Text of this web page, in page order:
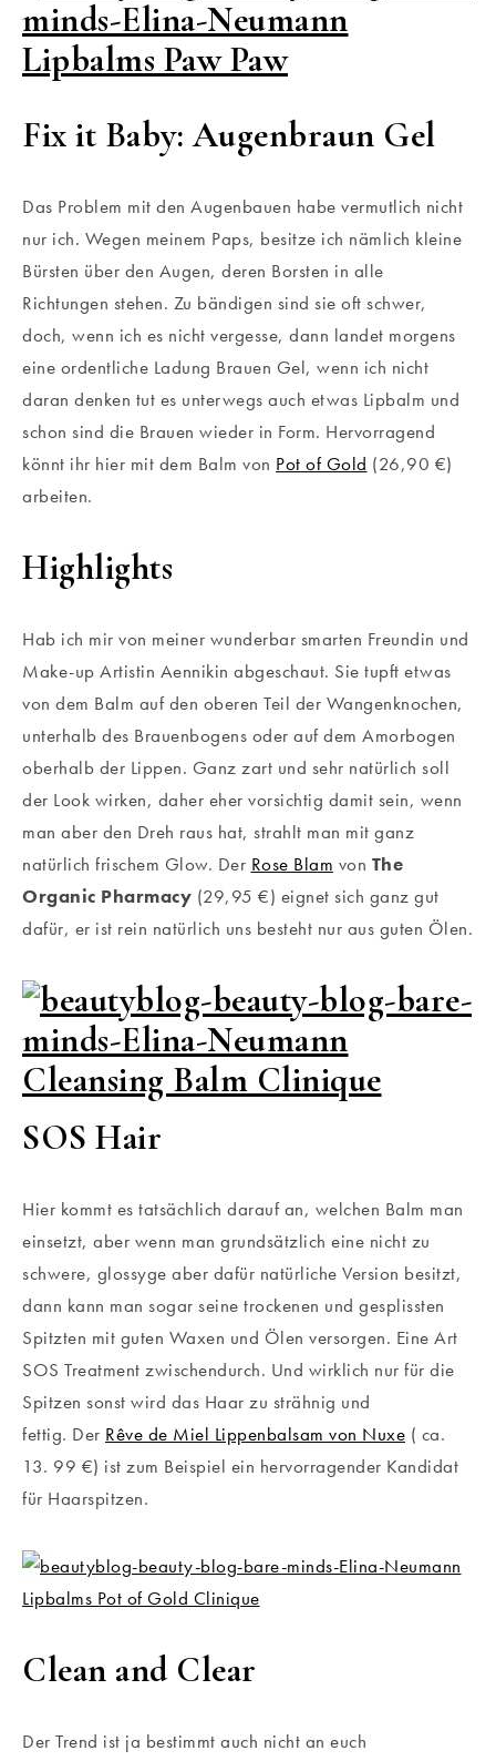
Fix it Baby: Augenbraun Gel
Das Problem mit den Augenbauen habe vermutlich nicht
nur ich. Wegen meinem Paps, besitze ich nämlich kleine
Bürsten über den Augen, deren Borsten in alle
Richtungen stehen. Zu bändigen sind sie oft schwer,
doch, wenn ich es nicht vergesse, dann landet morgens
eine ordentliche Ladung Brauen Gel, wenn ich nicht
daran denken tut es unterwegs auch etwas Lipbalm und
schon sind die Brauen wieder in Form. Hervorragend
könnt ihr hier mit dem Balm von Pot of Gold (26,90 €)
arbeiten.
Highlights
Hab ich mir von meiner wunderbar smarten Freundin und
Make-up Artistin Aennikin abgeschaut. Sie tupft etwas
von dem Balm auf den oberen Teil der Wangenknochen,
unterhalb des Brauenbogens oder auf dem Amorbogen
oberhalb der Lippen. Ganz zart und sehr natürlich soll
der Look wirken, daher eher vorsichtig damit sein, wenn
man aber den Dreh raus hat, strahlt man mit ganz
natürlich frischem Glow. Der Rose Blam von The
Organic Pharmacy (29,95 €) eignet sich ganz gut
dafür, er ist rein natürlich uns besteht nur aus guten Ölen.
SOS Hair
Hier kommt es tatsächlich darauf an, welchen Balm man
einsetzt, aber wenn man grundsätzlich eine nicht zu
schwere, glossyge aber dafür natürliche Version besitzt,
dann kann man sogar seine trockenen und gesplissten
Spitzten mit guten Waxen und Ölen versorgen. Eine Art
SOS Treatment zwischendurch. Und wirklich nur für die
Spitzen sonst wird das Haar zu strähnig und
fettig. Der Rêve de Miel Lippenbalsam von Nuxe ( ca.
13. 99 €) ist zum Beispiel ein hervorragender Kandidat
für Haarspitzen.
Clean and Clear
Der Trend ist ja bestimmt auch nicht an euch